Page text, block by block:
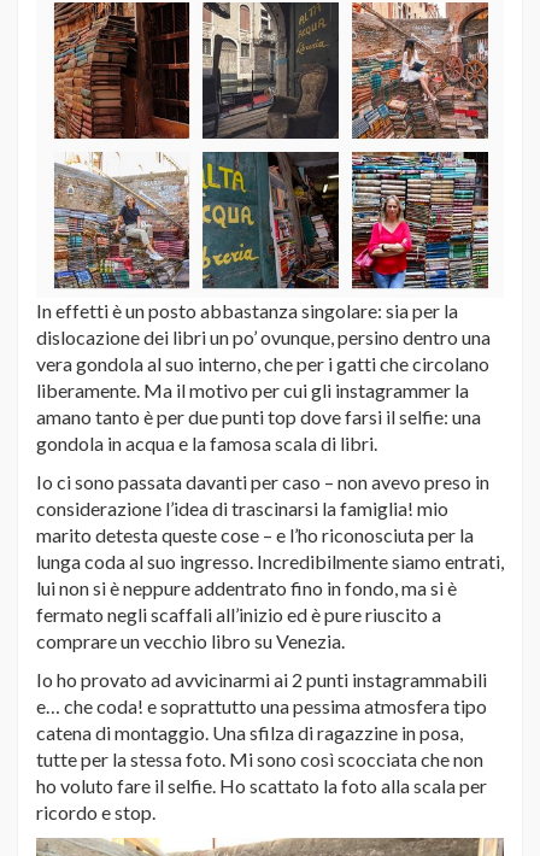
In effetti è un posto abbastanza singolare: sia per la
dislocazione dei libri un po’ ovunque, persino dentro una
vera gondola al suo interno, che per i gatti che circolano
liberamente. Ma il motivo per cui gli instagrammer la
amano tanto è per due punti top dove farsi il selfie: una
gondola in acqua e la famosa scala di libri.
Io ci sono passata davanti per caso – non avevo preso in
considerazione l’idea di trascinarsi la famiglia! mio
marito detesta queste cose – e l’ho riconosciuta per la
lunga coda al suo ingresso. Incredibilmente siamo entrati,
lui non si è neppure addentrato fino in fondo, ma si è
fermato negli scaffali all’inizio ed è pure riuscito a
comprare un vecchio libro su Venezia.
Io ho provato ad avvicinarmi ai 2 punti instagrammabili
e… che coda! e soprattutto una pessima atmosfera tipo
catena di montaggio. Una sfilza di ragazzine in posa,
tutte per la stessa foto. Mi sono così scocciata che non
ho voluto fare il selfie. Ho scattato la foto alla scala per
ricordo e stop.